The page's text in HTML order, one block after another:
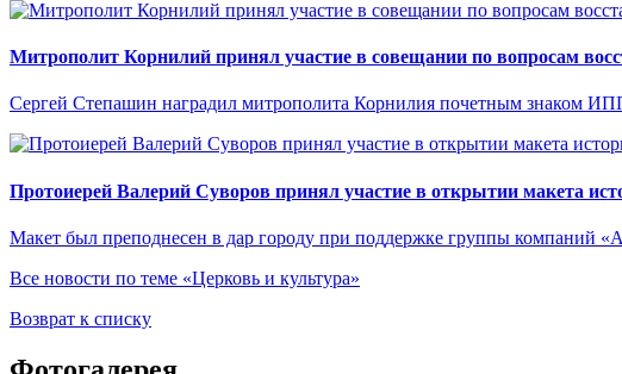
Митрополит Корнилий принял участие в совещании по вопросам
Сергей Степашин наградил митрополита Корнилия почетным знаком
Протоиерей Валерий Суворов принял участие в открытии макета
Макет был преподнесен в дар городу при поддержке группы компаний
Все новости по теме «Церковь и культура»
Возврат к списку